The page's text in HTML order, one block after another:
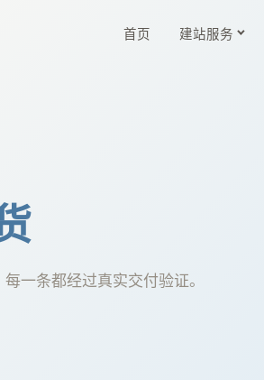
首页 建站服务
一条都经过真实交付验证。